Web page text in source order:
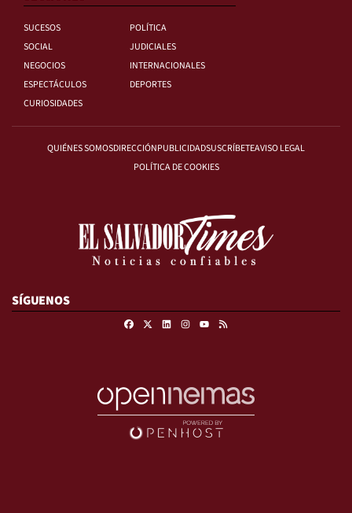
SUCESOS
POLÍTICA
SOCIAL
JUDICIALES
NEGOCIOS
INTERNACIONALES
ESPECTÁCULOS
DEPORTES
CURIOSIDADES
QUIÉNES SOMOSDIRECCIÓNPUBLICIDADSUSCRÍBETEAVISO LEGAL
POLÍTICA DE COOKIES
SÍGUENOS
FacebookLinkedinInstagram